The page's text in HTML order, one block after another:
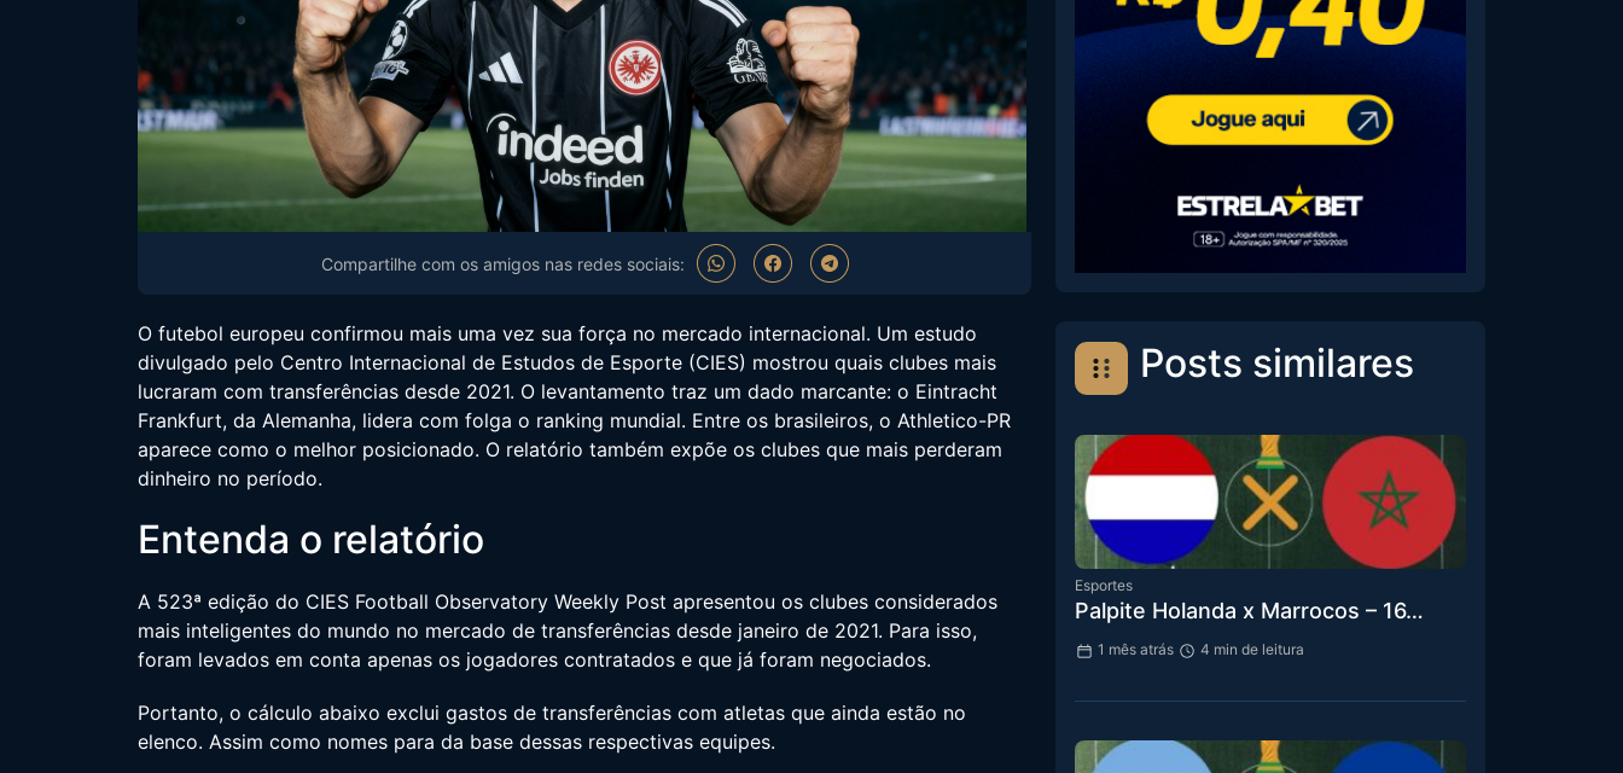
Compartilhe com os amigos nas redes sociais:
O futebol europeu confirmou mais uma vez sua força no mercado internacional. Um estudo
divulgado pelo Centro Internacional de Estudos de Esporte (CIES) mostrou quais clubes mais
lucraram com transferências desde 2021. O levantamento traz um dado marcante: o Eintracht
Frankfurt, da Alemanha, lidera com folga o ranking mundial. Entre os brasileiros, o Athletico-PR
aparece como o melhor posicionado. O relatório também expõe os clubes que mais perderam
dinheiro no período.
Entenda o relatório
A 523ª edição do CIES Football Observatory Weekly Post apresentou os clubes considerados
mais inteligentes do mundo no mercado de transferências desde janeiro de 2021. Para isso,
foram levados em conta apenas os jogadores contratados e que já foram negociados.
Portanto, o cálculo abaixo exclui gastos de transferências com atletas que ainda estão no
elenco. Assim como nomes para da base dessas respectivas equipes.
Posts similares
Esportes
Palpite Holanda x Marrocos – 16…
1 mês atrás 4 min de leitura